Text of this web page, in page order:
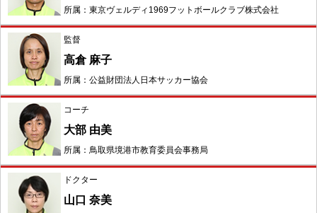
所属：東京ヴェルディ1969フットボールクラブ株式会社
監督
高倉 麻子
所属：公益財団法人日本サッカー協会
コーチ
大部 由美
所属：鳥取県境港市教育委員会事務局
ドクター
山口 奈美